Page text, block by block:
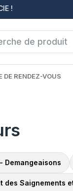
!
DE RENDEZ-VOUS
Demangeaisons
des Saignements